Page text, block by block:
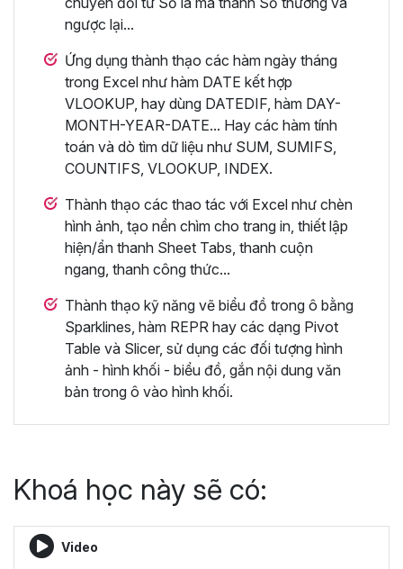
ngược lại...
Ứng dụng thành thạo các hàm ngày tháng
trong Excel như hàm DATE kết hợp
VLOOKUP, hay dùng DATEDIF, hàm DAY-
MONTH-YEAR-DATE... Hay các hàm tính
toán và dò tìm dữ liệu như SUM, SUMIFS,
COUNTIFS, VLOOKUP, INDEX.
Thành thạo các thao tác với Excel như chèn
hình ảnh, tạo nền chìm cho trang in, thiết lập
hiện/ẩn thanh Sheet Tabs, thanh cuộn
ngang, thanh công thức...
Thành thạo kỹ năng vẽ biểu đồ trong ô bằng
Sparklines, hàm REPR hay các dạng Pivot
Table và Slicer, sử dụng các đối tượng hình
ảnh - hình khối - biểu đồ, gắn nội dung văn
bản trong ô vào hình khối.
Khoá học này sẽ có:
Video